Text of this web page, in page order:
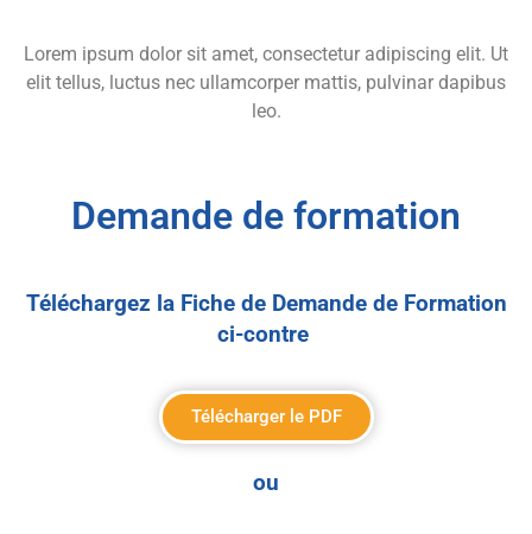
Lorem ipsum dolor sit amet, consectetur adipiscing elit. Ut
elit tellus, luctus nec ullamcorper mattis, pulvinar dapibus
leo.
Demande de formation
Téléchargez la Fiche de Demande de Formation
ci-contre
Télécharger le PDF
ou